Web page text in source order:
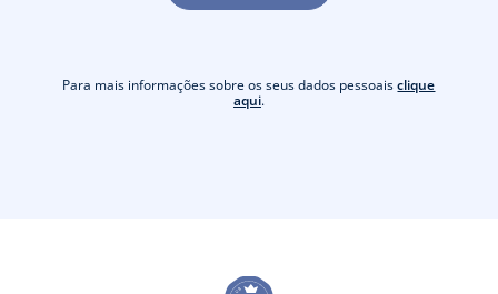
Para mais informações sobre os seus dados pessoaisclique
aqui.